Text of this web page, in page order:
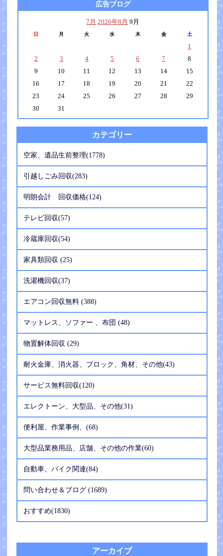
広告ブログ
7月 2026年8月 9月
日 月 火 水 木 金 土
1
2
3 4 5 6 7
8
9
10 11 12 13 14
15
16
17 18 19 20 21
22
23
24 25 26 27 28
29
30
31
カテゴリー
空家、遺品生前整理(1778)
引越しごみ回収(283)
明朗会計 回収価格(124)
テレビ回収(57)
冷蔵庫回収(54)
家具類回収 (25)
洗濯機回収(37)
エアコン回収無料 (388)
マットレス、ソファー 、布団 (48)
物置解体回収 (29)
耐火金庫、消火器、ブロック、角材、その他(43)
サービス無料回収(120)
エレクトーン、大型品、その他(31)
便利屋、作業事例、(68)
大型品業務用品、店舗、その他の作業(60)
自動車、バイク関連(84)
問い合わせ＆ブログ (1689)
おすすめ(1830)
アーカイブ